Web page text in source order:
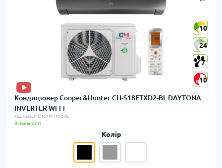
10
24
7
10
10
24
7
10
Кондиціонер Cooper&Hunter CH-S18FTXD2-BL DAYTONA
INVERTER Wi-Fi
Код товару: CH-S18FTXD2-BL
В наявності
Колір